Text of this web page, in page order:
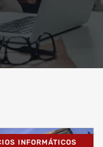
INFORMÁTICOS